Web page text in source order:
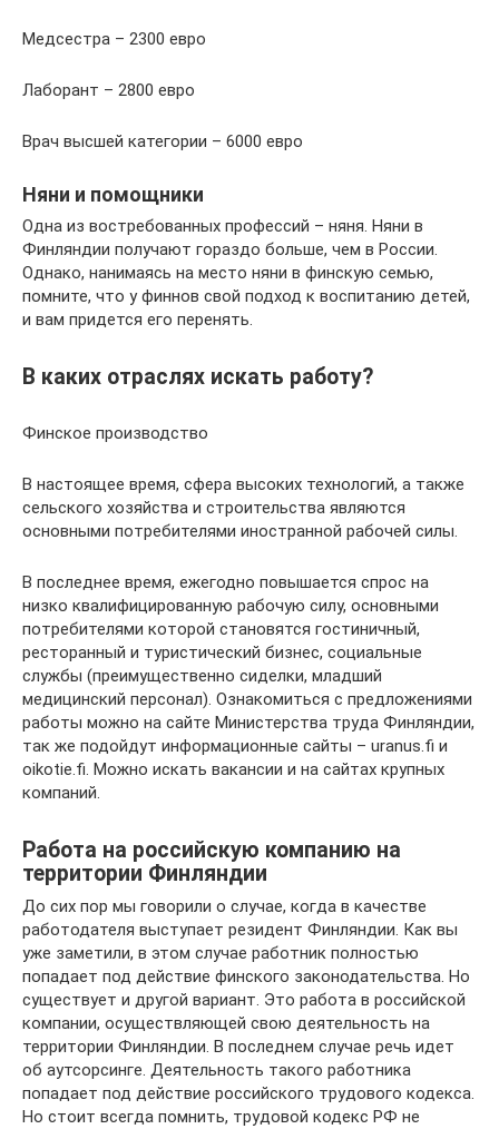
Медсестра – 2300 евро
Лаборант – 2800 евро
Врач высшей категории – 6000 евро
Няни и помощники
Одна из востребованных профессий – няня. Няни в
Финляндии получают гораздо больше, чем в России.
Однако, нанимаясь на место няни в финскую семью,
помните, что у финнов свой подход к воспитанию детей,
и вам придется его перенять.
В каких отраслях искать работу?
Финское производство
В настоящее время, сфера высоких технологий, а также
сельского хозяйства и строительства являются
основными потребителями иностранной рабочей силы.
В последнее время, ежегодно повышается спрос на
низко квалифицированную рабочую силу, основными
потребителями которой становятся гостиничный,
ресторанный и туристический бизнес, социальные
службы (преимущественно сиделки, младший
медицинский персонал). Ознакомиться с предложениями
работы можно на сайте Министерства труда Финляндии,
так же подойдут информационные сайты – uranus.fi и
oikotie.fi. Можно искать вакансии и на сайтах крупных
компаний.
Работа на российскую компанию на
территории Финляндии
До сих пор мы говорили о случае, когда в качестве
работодателя выступает резидент Финляндии. Как вы
уже заметили, в этом случае работник полностью
попадает под действие финского законодательства. Но
существует и другой вариант. Это работа в российской
компании, осуществляющей свою деятельность на
территории Финляндии. В последнем случае речь идет
об аутсорсинге. Деятельность такого работника
попадает под действие российского трудового кодекса.
Но стоит всегда помнить, трудовой кодекс РФ не